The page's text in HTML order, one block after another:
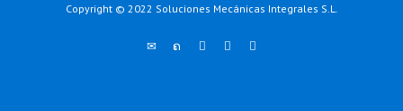
Copyright © 2022 Soluciones Mecánicas Integrales S.L.